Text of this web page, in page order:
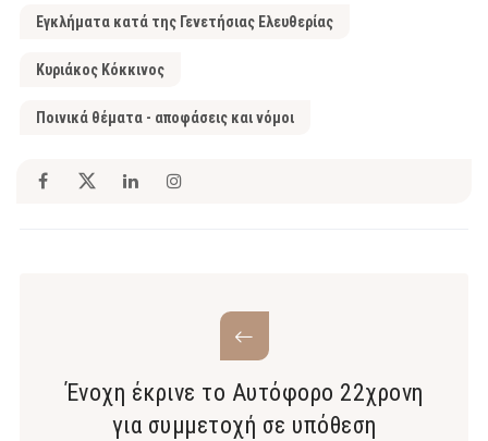
Εγκλήματα κατά της Γενετήσιας Ελευθερίας
Κυριάκος Κόκκινος
Ποινικά θέματα - αποφάσεις και νόμοι
Ένοχη έκρινε το Αυτόφορο 22χρονη
για συμμετοχή σε υπόθεση